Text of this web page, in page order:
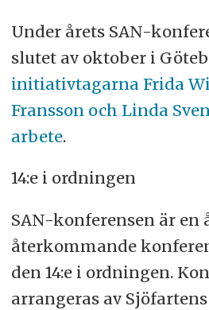
Under årets SAN-
slutet av oktober i
initiativtagarna Frida
Fransson och Linda
arbete.
14:e i ordningen
SAN-konferensen är en
återkommande
den 14:e i ordningen.
arrangeras av Sjöfartens